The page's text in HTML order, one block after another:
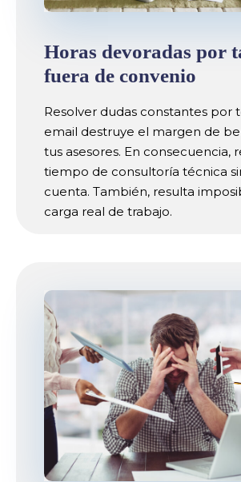
Horas devoradas por
fuera de convenio
Resolver dudas constantes por
email destruye el margen de
tus asesores. En consecuencia,
tiempo de consultoría técnica
cuenta. También, resulta
carga real de trabajo.